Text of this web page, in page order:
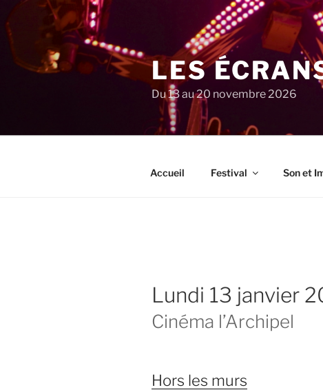
au
contenu
principal
LES
Du 13 au 20 novembre 2026
Accueil Festival Son et
lundi 13 janvier
Cinéma l’Archipel
Hors les murs